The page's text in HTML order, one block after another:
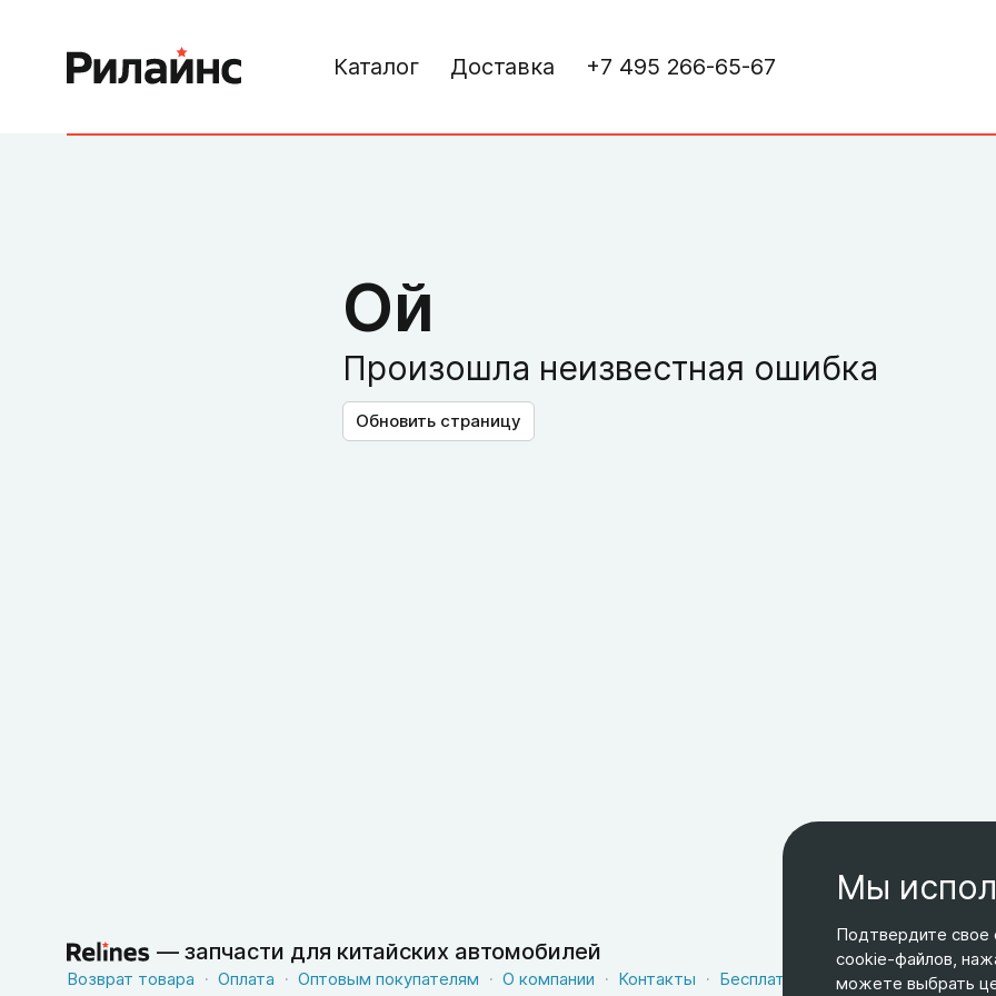
Каталог Доставка +7 495 266-65-67
Ой
Произошла неизвестная ошибка
Обновить страницу
— запчасти для китайских автомобилей
Возврат товара Оплата Оптовым покупателям О компании Контакты Бесплатная доставка
Оферта
Мы
Подтвердите свое
cookie-файлов,
можете выбрать